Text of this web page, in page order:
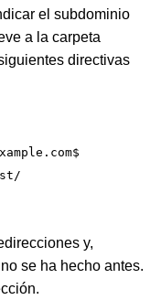
el subdominio
a la carpeta
directivas
y,
se ha hecho antes.